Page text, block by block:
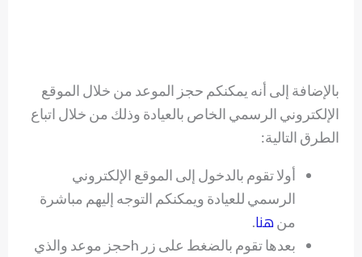
بالإضافة إلى أنه يمكنكم حجز الموعد من خلال الموقع
الإلكتروني الرسمي الخاص بالعيادة وذلك من خلال اتباع
الطرق التالية:
أولا تقوم بالدخول إلى الموقع الإلكتروني
الرسمي للعيادة ويمكنكم التوجه إليهم مباشرة
منهنا.
بعدها تقوم بالضغط على زر hحجز موعد والذي